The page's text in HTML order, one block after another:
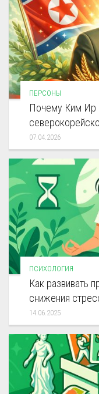
ПЕРСОНЫ
Почему Ким Ир
07.04.2026
ПСИХОЛОГИЯ
Как развивать
снижения
14.06.2025